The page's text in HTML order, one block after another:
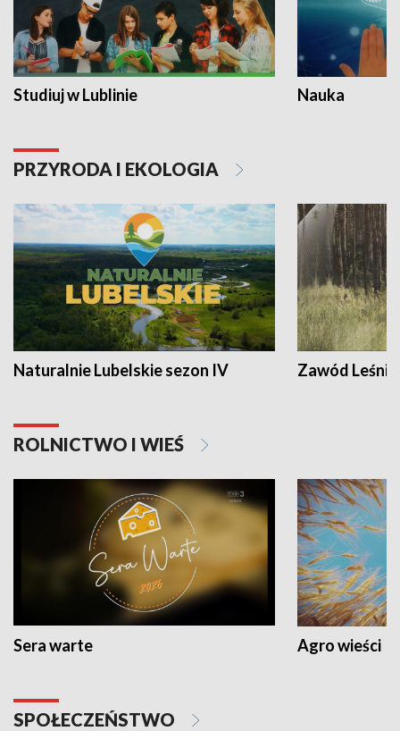
Studiuj w Lublinie Nauka
PRZYRODA I EKOLOGIA
Naturalnie Lubelskie sezon IV Zawód Leśnik
ROLNICTWO I WIEŚ
Sera warte Agro wieści
SPOŁECZEŃSTWO